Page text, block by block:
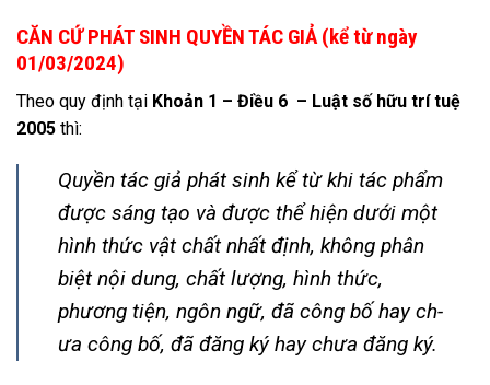
CĂN CỨ PHÁT SINH QUYỀN TÁC GIẢ (kể từ ngày
01/03/2024)
Theo quy định tại Khoản 1 – Điều 6 – Luật số hữu trí tuệ
2005 thì:
Quyền tác giả phát sinh kể từ khi tác phẩm
được sáng tạo và được thể hiện d­ưới một
hình thức vật chất nhất định, không phân
biệt nội dung, chất l­ượng, hình thức,
phương tiện, ngôn ngữ, đã công bố hay ch­
ưa công bố, đã đăng ký hay ch­ưa đăng ký.